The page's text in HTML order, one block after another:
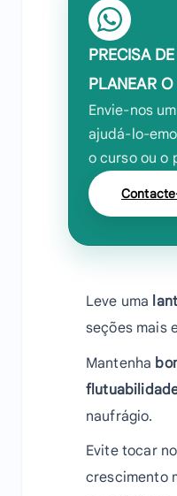
PRECISA
PLANEAR
Envie-nos
ajudá-lo-
o curso ou o
Leve uma
seções mais
Mantenha
naufrágio.
Evite tocar
crescimento